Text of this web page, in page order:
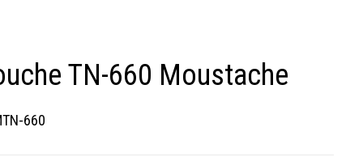
TN-660 Moustache
660